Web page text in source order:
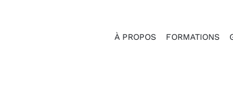
À PROPOS FORMATIONS